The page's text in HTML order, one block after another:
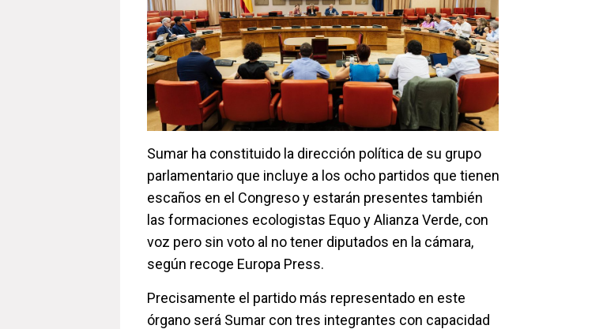
Sumar ha constituido la dirección política de su grupo
parlamentario que incluye a los ocho partidos que tienen
escaños en el Congreso y estarán presentes también
las formaciones ecologistas Equo y Alianza Verde, con
voz pero sin voto al no tener diputados en la cámara,
según recoge Europa Press.
Precisamente el partido más representado en este
órgano será Sumar con tres integrantes con capacidad